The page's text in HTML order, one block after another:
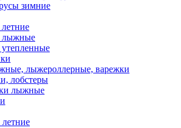
зимние
лыжные
лыжероллерные, варежки
лобстеры
лыжные